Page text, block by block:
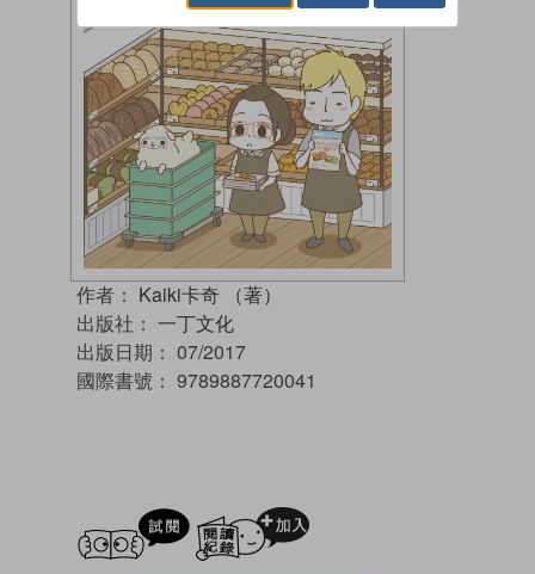
作者： Kaiki卡奇 （著）
出版社： 一丁文化
出版日期： 07/2017
國際書號： 9789887720041
試閲